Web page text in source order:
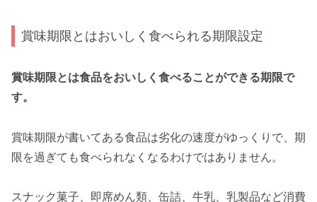
賞味期限とはおいしく食べられる期限設定
賞味期限とは食品をおいしく食べることができる期限で
す。
賞味期限が書いてある食品は劣化の速度がゆっくりで、期
限を過ぎても食べられなくなるわけではありません。
スナック菓子、即席めん類、缶詰、牛乳、乳製品など消費